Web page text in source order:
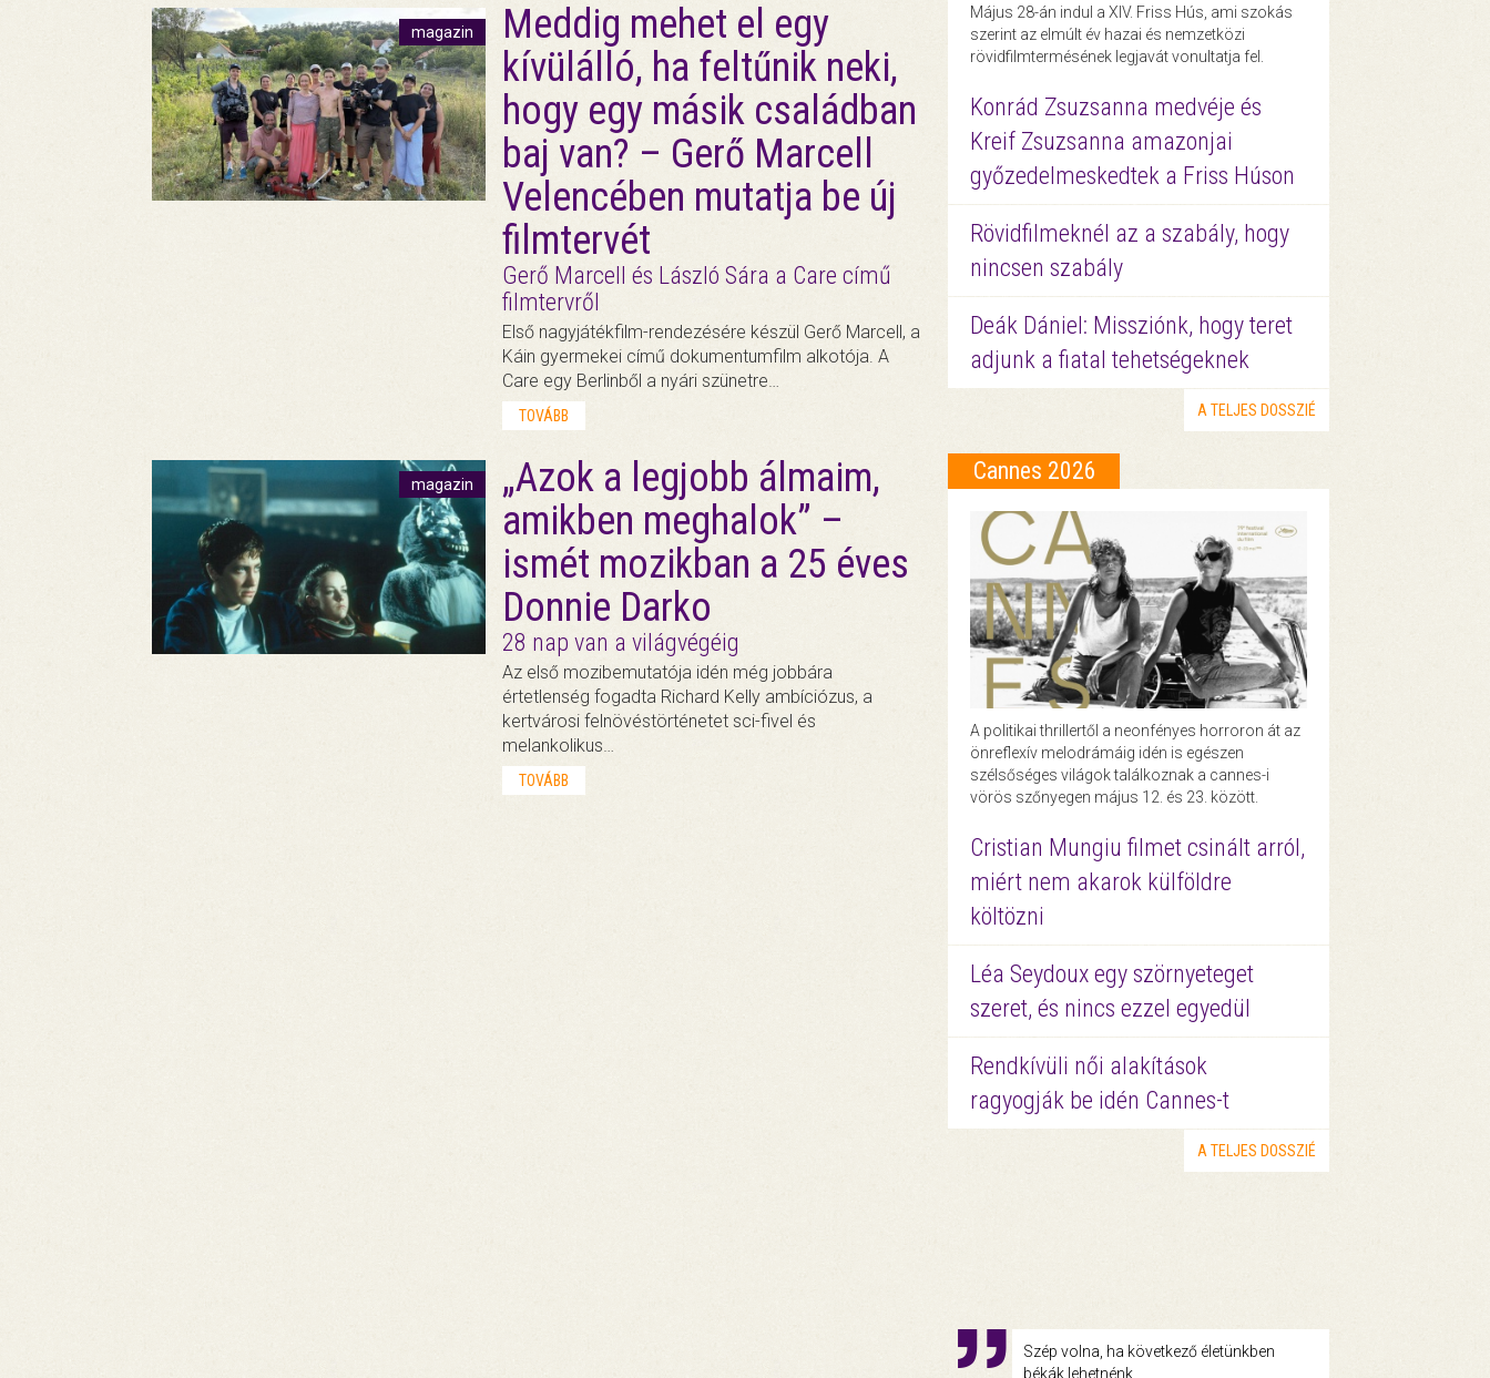
magazin
Meddig mehet el egy
kívülálló, ha feltűnik neki,
hogy egy másik családban
baj van? – Gerő Marcell
Velencében mutatja be új
filmtervét
Gerő Marcell és László Sára a Care című
filmtervről
Első nagyjátékfilm-rendezésére készül Gerő Marcell, a
Káin gyermekei című dokumentumfilm alkotója. A
Care egy Berlinből a nyári szünetre…
TOVÁBB
magazin
„Azok a legjobb álmaim,
amikben meghalok” –
ismét mozikban a 25 éves
Donnie Darko
28 nap van a világvégéig
Az első mozibemutatója idén még jobbára
értetlenség fogadta Richard Kelly ambíciózus, a
kertvárosi felnövéstörténetet sci-fivel és
melankolikus…
TOVÁBB
Május 28-án indul a XIV. Friss Hús, ami szokás
szerint az elmúlt év hazai és nemzetközi
rövidfilmtermésének legjavát vonultatja fel.
Konrád Zsuzsanna medvéje és
Kreif Zsuzsanna amazonjai
győzedelmeskedtek a Friss Húson
Rövidfilmeknél az a szabály, hogy
nincsen szabály
Deák Dániel: Missziónk, hogy teret
adjunk a fiatal tehetségeknek
A TELJES DOSSZIÉ
Cannes 2026
A politikai thrillertől a neonfényes horroron át az
önreflexív melodrámáig idén is egészen
szélsőséges világok találkoznak a cannes-i
vörös szőnyegen május 12. és 23. között.
Cristian Mungiu filmet csinált arról,
miért nem akarok külföldre
költözni
Léa Seydoux egy szörnyeteget
szeret, és nincs ezzel egyedül
Rendkívüli női alakítások
ragyogják be idén Cannes-t
A TELJES DOSSZIÉ
Szép volna, ha következő életünkben
békák lehetnénk.